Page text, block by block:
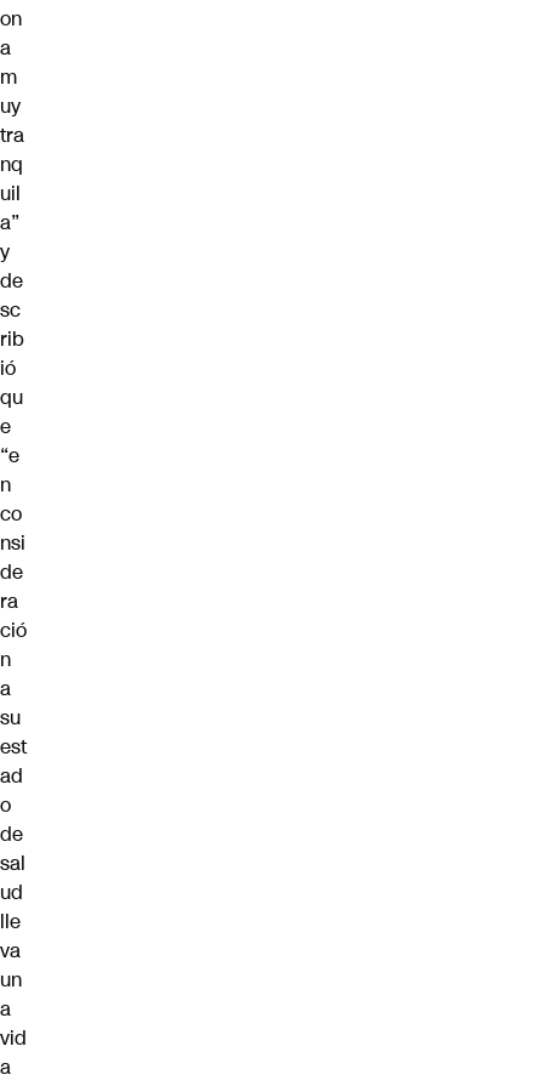
on
a
m
uy
tra
nq
uil
a”
y
de
sc
rib
ió
qu
e
“e
n
co
nsi
de
ra
ció
n
a
su
est
ad
o
de
sal
ud
lle
va
un
a
vid
a